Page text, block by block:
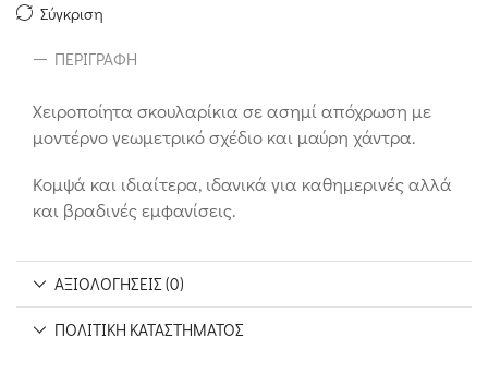
Σύγκριση
ΠΕΡΙΓΡΑΦΉ
Χειροποίητα σκουλαρίκια σε ασημί απόχρωση με
μοντέρνο γεωμετρικό σχέδιο και μαύρη χάντρα.
Κομψά και ιδιαίτερα, ιδανικά για καθημερινές αλλά
και βραδινές εμφανίσεις.
ΑΞΙΟΛΟΓΉΣΕΙΣ (0)
ΠΟΛΙΤΙΚΉ ΚΑΤΑΣΤΉΜΑΤΟΣ